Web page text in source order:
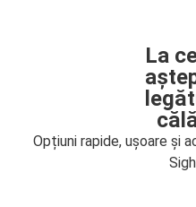
La
Opțiuni rapide, ușoare și